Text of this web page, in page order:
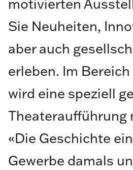
motivierten
Sie Neuheiten,
aber auch
erleben. Im
wird eine speziell
Theateraufführung
«Die Geschichte
Gewerbe damals